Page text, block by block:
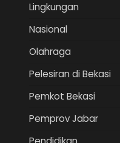
Lingkungan
Nasional
Olahraga
Pelesiran di Bekasi
Pemkot Bekasi
Pemprov Jabar